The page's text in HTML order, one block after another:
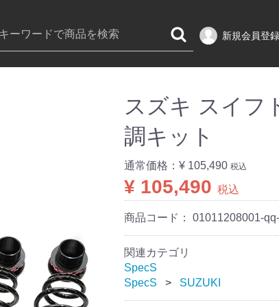
新規会員登録
スズキ スイフ
調キット
通常価格： ¥ 105,490 税込
¥ 105,490 税込
商品コード： 01011208001-
関連カテゴリ
SpecS
SpecS
SUZUKI